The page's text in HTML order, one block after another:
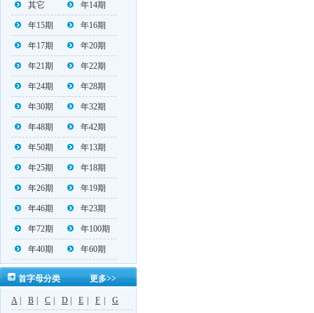
其它 年14期
年15期 年16期
年17期 年20期
年21期 年22期
年24期 年28期
年30期 年32期
年48期 年42期
年50期 年13期
年25期 年18期
年26期 年19期
年46期 年23期
年72期 年100期
年40期 年60期
更多>>
首字母分类
A B C D E F
G